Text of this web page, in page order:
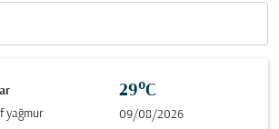
yağmur
29°C
09/08/2026